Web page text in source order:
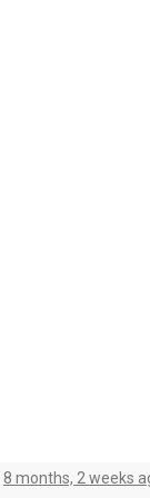
8 months, 2 weeks